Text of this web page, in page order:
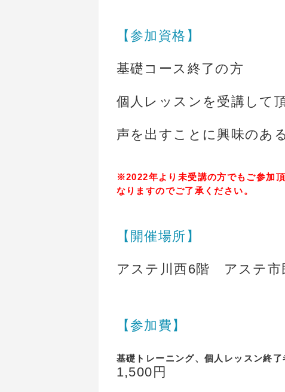
【参加資格】
基礎コース終了の方
個人レッスンを受講して
声を出すことに興味のあ
※2022年より未受講の方でもご参加
なりますのでご了承ください。
【開催場所】
アステ川西6階 アステ市
【参加費】
基礎トレーニング、個人レッスン終了
1,500円